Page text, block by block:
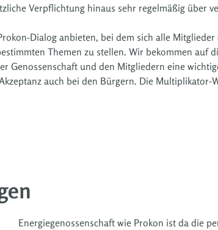
Verpflichtung hinaus sehr regelmäßig über
Dialog anbieten, bei dem sich alle
Themen zu stellen. Wir bekommen auf
Genossenschaft und den Mitgliedern eine
auch bei den Bürgern. Die Multiplikator-
Energiegenossenschaft wie Prokon ist da die